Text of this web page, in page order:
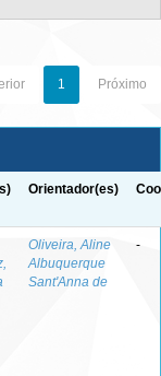
1 Próximo
Orientador(es)
Oliveira, Aline
Albuquerque
Sant'Anna de
-